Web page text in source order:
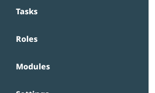
Tasks
Roles
Modules